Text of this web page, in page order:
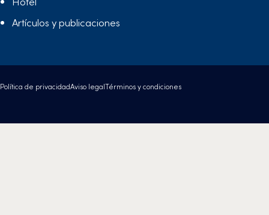
Artículos y publicaciones
Política de privacidadAviso legalTérminos y condiciones